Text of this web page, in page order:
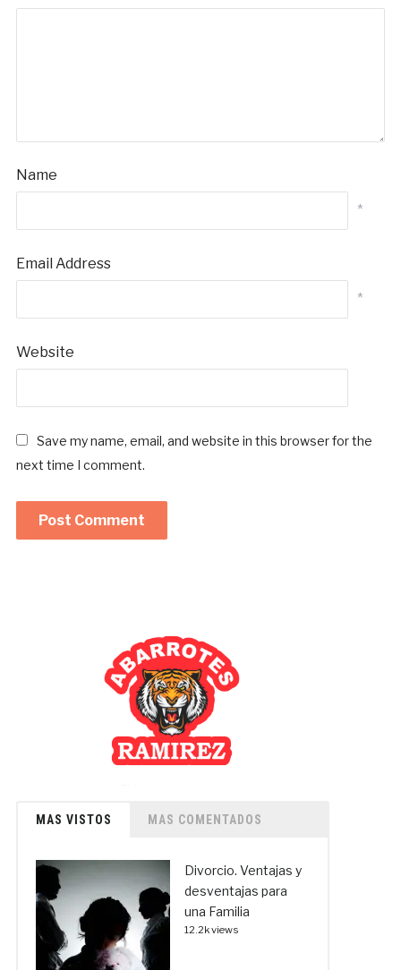
Name
*
Email Address
*
Website
Save my name, email, and website in this browser for the
next time I comment.
MAS VISTOS MAS COMENTADOS
Divorcio. Ventajas y
desventajas para
una Familia
12.2k views